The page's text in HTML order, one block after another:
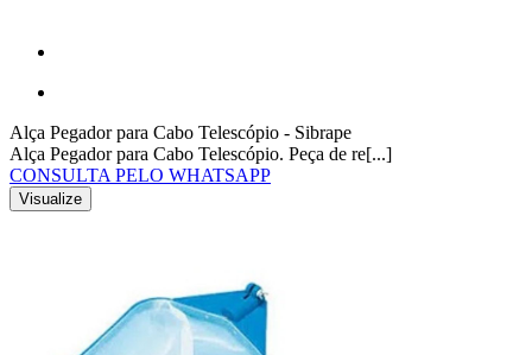
Alça Pegador para Cabo Telescópio - Sibrape
Alça Pegador para Cabo Telescópio. Peça de re[...]
CONSULTA PELO WHATSAPP
Visualize